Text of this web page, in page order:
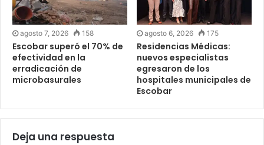
agosto 7, 2026 158
Escobar superó el 70% de
efectividad en la
erradicación de
microbasurales
agosto 6, 2026 175
Residencias Médicas:
nuevos especialistas
egresaron de los
hospitales municipales de
Escobar
Deja una respuesta